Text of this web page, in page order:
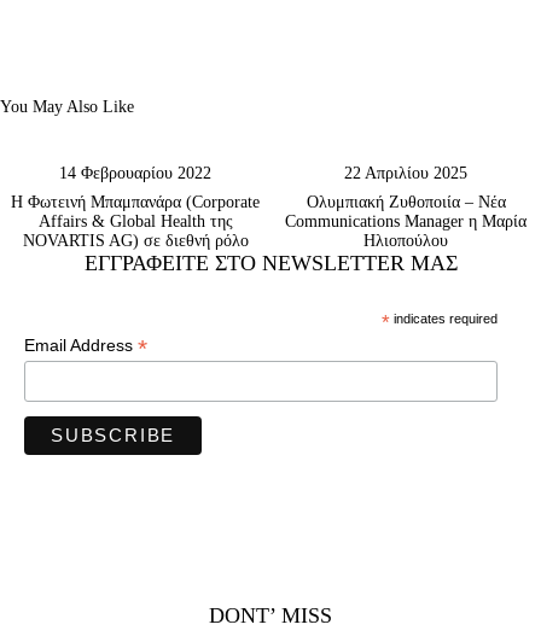
You May Also Like
14 Φεβρουαρίου 2022
Η Φωτεινή Μπαμπανάρα (Corporate
Affairs & Global Health της
NOVARTIS AG) σε διεθνή ρόλο
22 Απριλίου 2025
Ολυμπιακή Ζυθοποιία – Νέα
Communications Manager η Μαρία
Ηλιοπούλου
ΕΓΓΡΑΦΕΊΤΕ ΣΤΟ NEWSLETTER ΜΑΣ
*indicates required
Email Address *
DONT’ MISS